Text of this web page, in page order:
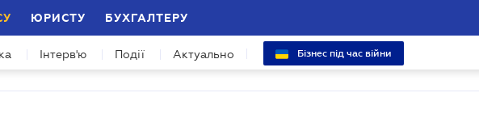
ЮРИСТУ БУХГАЛТЕРУ
Інтерв'ю Події Актуально Бізнес під час війни